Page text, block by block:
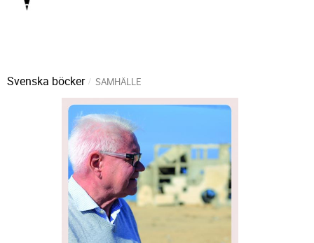
Svenska böcker SAMHÄLLE